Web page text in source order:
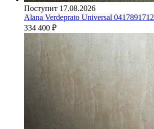
Поступит 17.08.2026
Alana Verdeprato Universal 0417891712
334 400 ₽